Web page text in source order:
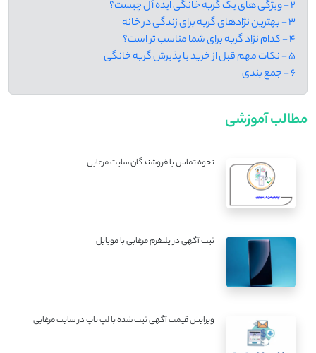
2 - ویژگی‌ های یک گربه خانگی ایده ‌آل چیست؟
3 - بهترین نژادهای گربه برای زندگی در خانه
4 - کدام نژاد گربه برای شما مناسب ‌تر است؟
5 - نکات مهم قبل از خرید یا پذیرش گربه خانگی
6 - جمع بندی
مطالب آموزشی
نحوه تماس با فروشندگان سایت مرغابی
ثبت آگهی در پلتفرم مرغابی با موبایل
ویرایش قیمت آگهی ثبت شده با لپ تاپ در سایت مرغابی